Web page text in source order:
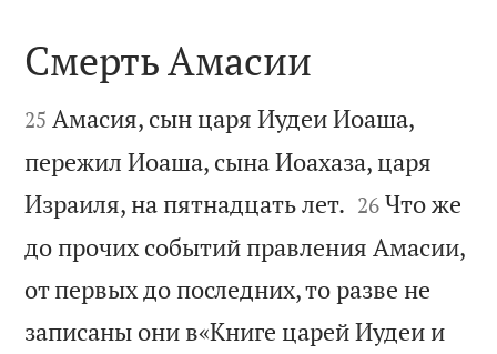

Смерть Амасии

25 Амасия, сын царя Иудеи Иоаша,
пережил Иоаша, сына Иоахаза, царя
Израиля, на пятнадцать лет. 

26 Что же
до прочих событий правления Амасии,
от первых до последних, то разве не
записаны они в«Книге царей Иудеи и